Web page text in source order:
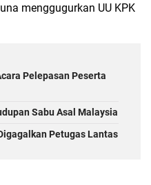
menggugurkan UU KPK
Pelepasan Peserta
Sabu Asal Malaysia
Petugas Lantas